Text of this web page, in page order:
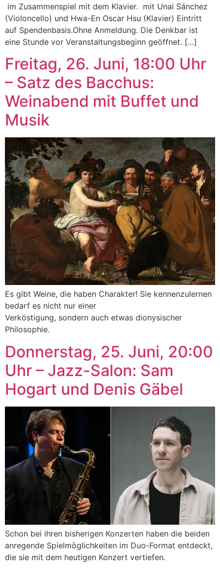
im Zusammenspiel mit dem Klavier. mit Unai Sánchez
(Violoncello) und Hwa-En Oscar Hsu (Klavier) Eintritt
auf Spendenbasis.Ohne Anmeldung. Die Denkbar ist
eine Stunde vor Veranstaltungsbeginn geöffnet. […]
Freitag, 26. Juni, 18:00 Uhr
– Satz des Bacchus:
Weinabend mit Buffet und
Musik
Es gibt Weine, die haben Charakter! Sie kennenzulernen
bedarf es nicht nur einer
Verköstigung, sondern auch etwas dionysischer
Philosophie.
Donnerstag, 25. Juni, 20:00
Uhr – Jazz-Salon: Sam
Hogart und Denis Gäbel
Schon bei ihren bisherigen Konzerten haben die beiden
anregende Spielmöglichkeiten im Duo-Format entdeckt,
die sie mit dem heutigen Konzert vertiefen.